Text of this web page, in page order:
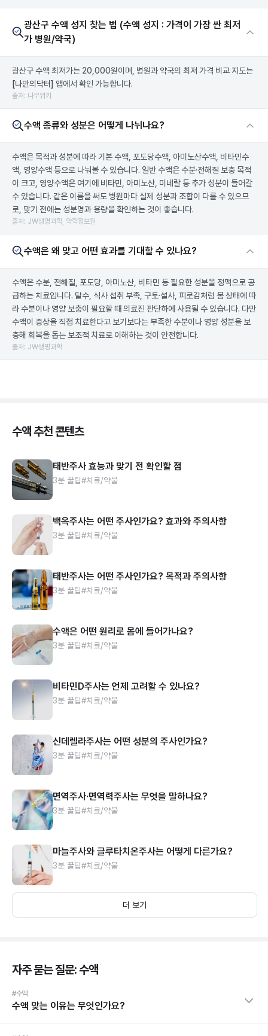
광산구 수액 성지 찾는 법 (수액 성지 : 가격이 가장 싼 최저
가 병원/약국)
광산구 수액 최저가는 20,000원이며, 병원과 약국의 최저 가격 비교 지도는
[나만의닥터] 앱에서 확인 가능합니다.
출처: 나무위키
수액 종류와 성분은 어떻게 나뉘나요?
수액은 목적과 성분에 따라 기본 수액, 포도당수액, 아미노산수액, 비타민수
액, 영양수액 등으로 나눠볼 수 있습니다. 일반 수액은 수분·전해질 보충 목적
이 크고, 영양수액은 여기에 비타민, 아미노산, 미네랄 등 추가 성분이 들어갈
수 있습니다. 같은 이름을 써도 병원마다 실제 성분과 조합이 다를 수 있으므
로, 맞기 전에는 성분명과 용량을 확인하는 것이 좋습니다.
출처: JW생명과학, 약학정보원
수액은 왜 맞고 어떤 효과를 기대할 수 있나요?
수액은 수분, 전해질, 포도당, 아미노산, 비타민 등 필요한 성분을 정맥으로 공
급하는 치료입니다. 탈수, 식사 섭취 부족, 구토·설사, 피로감처럼 몸 상태에 따
라 수분이나 영양 보충이 필요할 때 의료진 판단하에 사용될 수 있습니다. 다만
수액이 증상을 직접 치료한다고 보기보다는 부족한 수분이나 영양 성분을 보
충해 회복을 돕는 보조적 치료로 이해하는 것이 안전합니다.
출처: JW생명과학
수액 추천 콘텐츠
태반주사 효능과 맞기 전 확인할 점
3분 꿀팁#치료/약물
백옥주사는 어떤 주사인가요? 효과와 주의사항
3분 꿀팁#치료/약물
태반주사는 어떤 주사인가요? 목적과 주의사항
3분 꿀팁#치료/약물
수액은 어떤 원리로 몸에 들어가나요?
3분 꿀팁#치료/약물
비타민D주사는 언제 고려할 수 있나요?
3분 꿀팁#치료/약물
신데렐라주사는 어떤 성분의 주사인가요?
3분 꿀팁#치료/약물
면역주사·면역력주사는 무엇을 말하나요?
3분 꿀팁#치료/약물
마늘주사와 글루타치온주사는 어떻게 다른가요?
3분 꿀팁#치료/약물
더 보기
자주 묻는 질문: 수액
#수액
수액 맞는 이유는 무엇인가요?